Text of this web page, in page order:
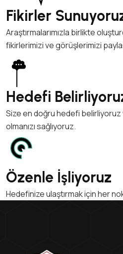
Fikirler
Araştırmalarımızla birlikte
fikirlerimizi ve görüşlerimizi
Hedefi
Size en doğru hedefi
olmanızı sağlıyoruz.
Özenle İşliyoruz
Hedefinize ulaştırmak için her